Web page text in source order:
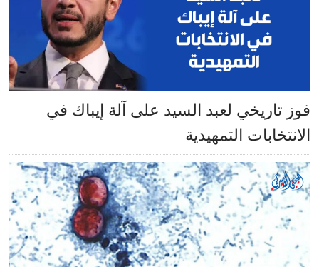
فوز تاريخي لعبد السيد على آلة إيباك في
الانتخابات التمهيدية